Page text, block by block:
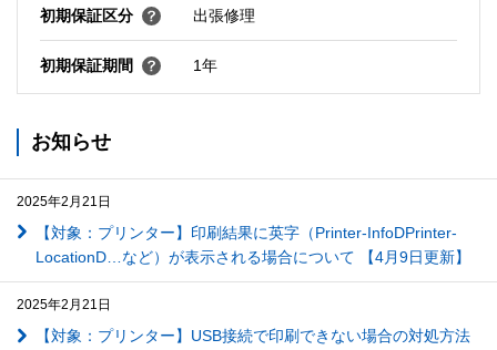
初期保証区分 出張修理
初期保証期間 1年
お知らせ
2025年2月21日
【対象：プリンター】印刷結果に英字（Printer-InfoDPrinter-
LocationD…など）が表示される場合について 【4月9日更新】
2025年2月21日
【対象：プリンター】USB接続で印刷できない場合の対処方法